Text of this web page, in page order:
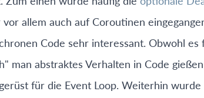
allem auch auf Coroutinen
Code sehr interessant. Obwohl
man abstraktes Verhalten in Code
für die Event Loop. Weiterhin